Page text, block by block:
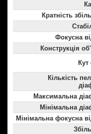
Кратність
Фокусна
Конструкція
Кут
Кількість
Максимальна
Мінімальна
Мінімальна фокусна